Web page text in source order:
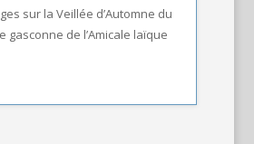
sur la Veillée d’Automne du
gasconne de l’Amicale laïque